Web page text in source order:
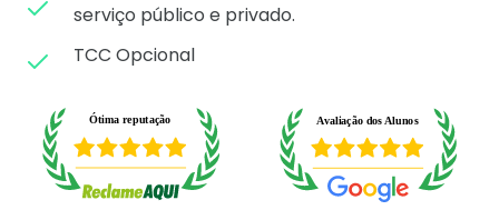
serviço público e privado.
TCC Opcional